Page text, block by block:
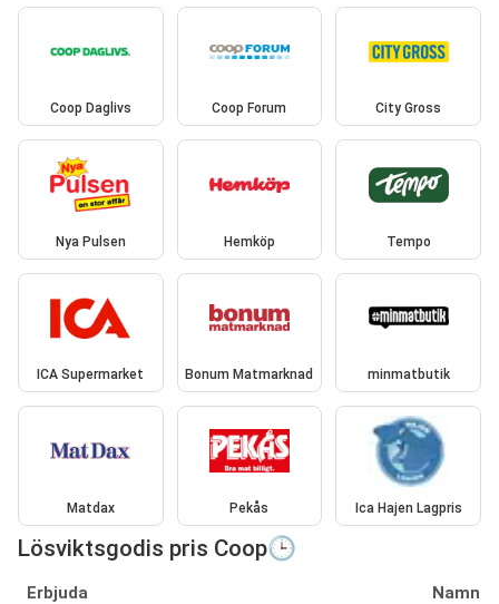
Coop Daglivs Coop Forum City Gross
Nya Pulsen Hemköp Tempo
ICA Supermarket Bonum Matmarknad minmatbutik
Matdax Pekås Ica Hajen Lagpris
Lösviktsgodis pris Coop🕒
Erbjuda Namn